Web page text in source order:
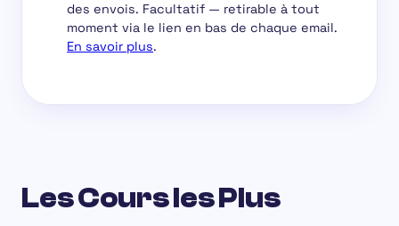
des envois. Facultatif — retirable à tout
moment via le lien en bas de chaque email.
En savoir plus.
Les Cours les Plus